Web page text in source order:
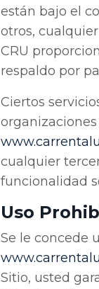
están bajo el
otros,
CRU
respaldo por
Ciertos
www
cualquier
funcionalidad
Uso
Se le concede
www
Sitio, usted